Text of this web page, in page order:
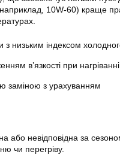
10W-60) краще
низьким індексом
в’язкості при нагріванні.
заміною з урахуванням
або невідповідна за
чи перегріву.